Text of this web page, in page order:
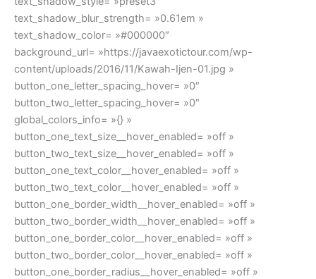
text_shadow_blur_strength= »0.61em »
text_shadow_color= »#000000″
background_url= »https://javaexotictour.com/wp-
content/uploads/2016/11/Kawah-Ijen-01.jpg »
button_one_letter_spacing_hover= »0″
button_two_letter_spacing_hover= »0″
global_colors_info= »{} »
button_one_text_size__hover_enabled= »off »
button_two_text_size__hover_enabled= »off »
button_one_text_color__hover_enabled= »off »
button_two_text_color__hover_enabled= »off »
button_one_border_width__hover_enabled= »off »
button_two_border_width__hover_enabled= »off »
button_one_border_color__hover_enabled= »off »
button_two_border_color__hover_enabled= »off »
button_one_border_radius__hover_enabled= »off »